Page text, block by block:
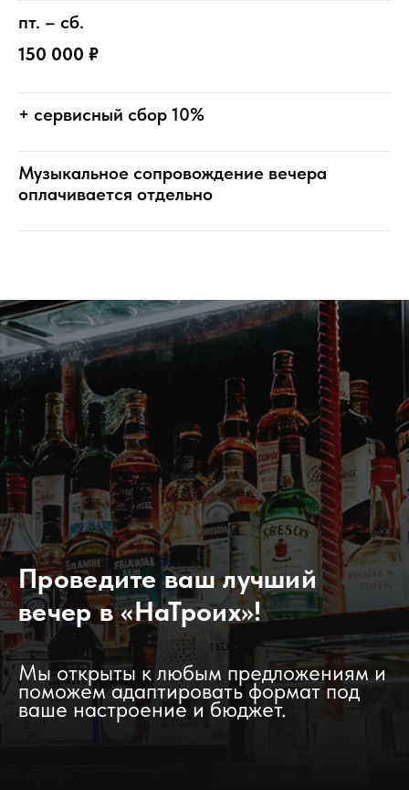
пт. – сб.
150 000 ₽
+ сервисный сбор 10%
Музыкальное сопровождение вечера
оплачивается отдельно
Проведите ваш лучший
вечер в «НаТроих»!
Мы открыты к любым предложениям и
поможем адаптировать формат под
ваше настроение и бюджет.